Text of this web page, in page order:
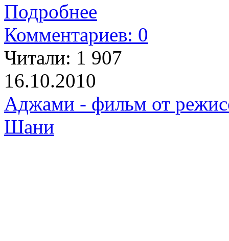
Подробнее
Комментариев: 0
Читали: 1 907
16.10.2010
Аджами - фильм от
Шани